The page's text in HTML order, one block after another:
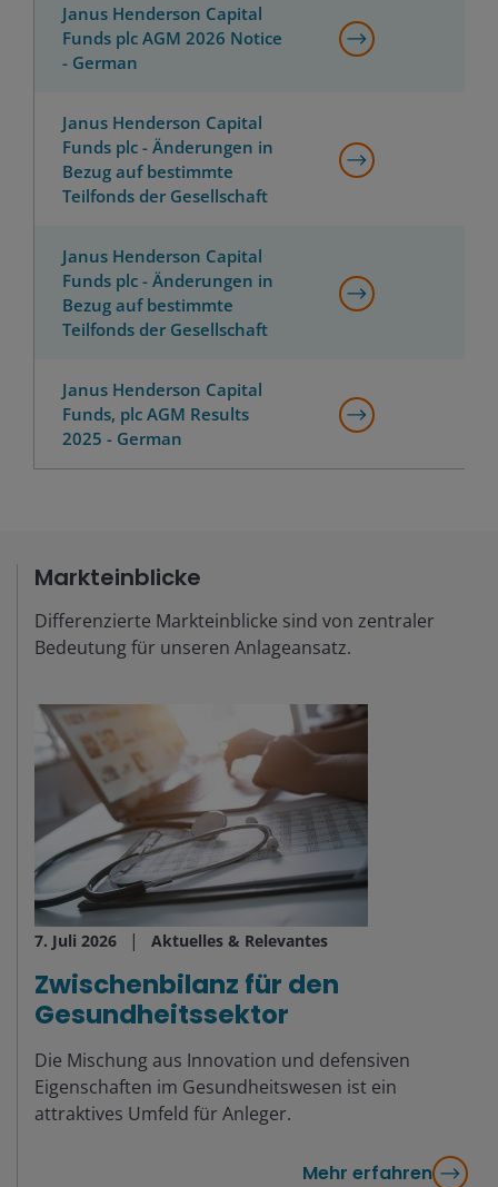
Janus Henderson Capital
Funds plc AGM 2026 Notice
- German
Janus Henderson Capital
Funds plc - Änderungen in
Bezug auf bestimmte
Teilfonds der Gesellschaft
Janus Henderson Capital
Funds plc - Änderungen in
Bezug auf bestimmte
Teilfonds der Gesellschaft
Janus Henderson Capital
Funds, plc AGM Results
2025 - German
Markteinblicke
Differenzierte Markteinblicke sind von zentraler
Bedeutung für unseren Anlageansatz.
7. Juli 2026 Aktuelles & Relevantes
Zwischenbilanz für den
Gesundheitssektor
Die Mischung aus Innovation und defensiven
Eigenschaften im Gesundheitswesen ist ein
attraktives Umfeld für Anleger.
Mehr erfahren